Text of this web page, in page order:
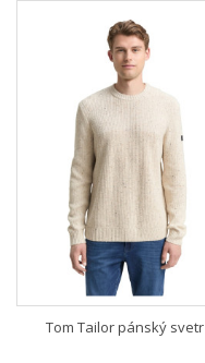
Tom Tailor pánský svetr